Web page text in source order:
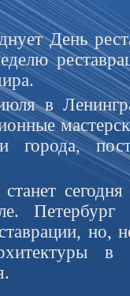
День
в
города,
Петербург
но,
в